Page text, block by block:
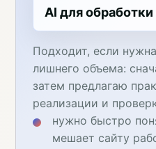
AI для
Подходит, если
лишнего объема:
затем предлагаю
реализации и
нужно быстро
мешает сайту